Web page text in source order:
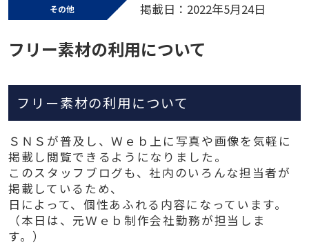
その他 掲載日：2022年5月24日
フリー素材の利用について
フリー素材の利用について
ＳＮＳが普及し、Ｗｅｂ上に写真や画像を気軽に
掲載し閲覧できるようになりました。
このスタッフブログも、社内のいろんな担当者が
掲載しているため、
日によって、個性あふれる内容になっています。
（本日は、元Ｗｅｂ制作会社勤務が担当しま
す。）